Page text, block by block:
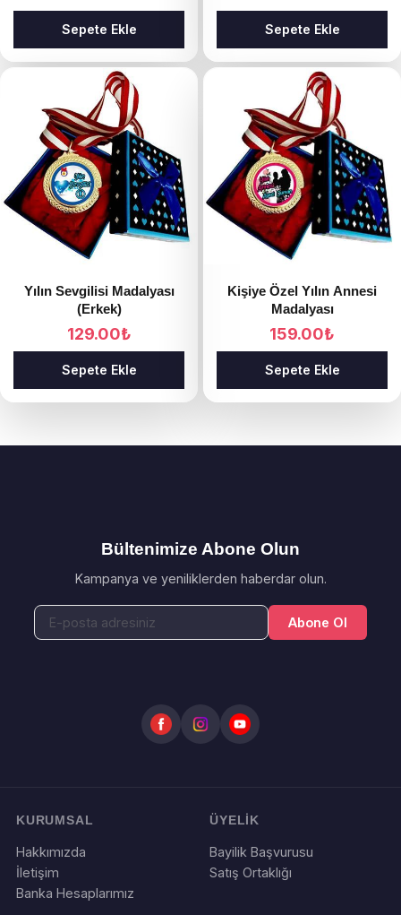
Sepete Ekle Sepete Ekle
Yılın Sevgilisi Madalyası
(Erkek)
129.00₺
Sepete Ekle
Kişiye Özel Yılın Annesi
Madalyası
159.00₺
Sepete Ekle
Bültenimize Abone Olun
Kampanya ve yeniliklerden haberdar olun.
Abone Ol
KURUMSAL
Hakkımızda
İletişim
Banka Hesaplarımız
ÜYELİK
Bayilik Başvurusu
Satış Ortaklığı